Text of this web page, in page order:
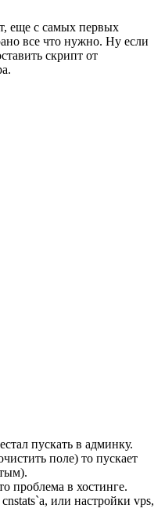
еще с самых первых
все что нужно. Ну если
скрипт от
пускать в админку.
поле) то пускает
проблема в хостинге.
или настройки vps,